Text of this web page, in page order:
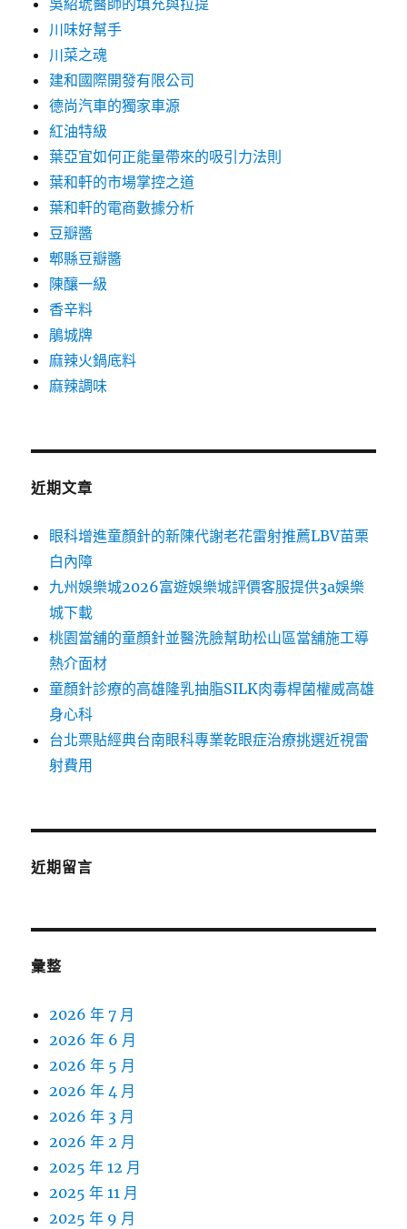
吳紹琥醫師的填充與拉提
川味好幫手
川菜之魂
建和國際開發有限公司
德尚汽車的獨家車源
紅油特級
葉亞宜如何正能量帶來的吸引力法則
葉和軒的市場掌控之道
葉和軒的電商數據分析
豆瓣醬
郫縣豆瓣醬
陳釀一級
香辛料
鵑城牌
麻辣火鍋底料
麻辣調味
近期文章
眼科增進童顏針的新陳代謝老花雷射推薦LBV苗栗
白內障
九州娛樂城2026富遊娛樂城評價客服提供3a娛樂
城下載
桃園當舖的童顏針並醫洗臉幫助松山區當舖施工導
熱介面材
童顏針診療的高雄隆乳抽脂SILK肉毒桿菌權威高雄
身心科
台北票貼經典台南眼科專業乾眼症治療挑選近視雷
射費用
近期留言
彙整
2026 年 7 月
2026 年 6 月
2026 年 5 月
2026 年 4 月
2026 年 3 月
2026 年 2 月
2025 年 12 月
2025 年 11 月
2025 年 9 月